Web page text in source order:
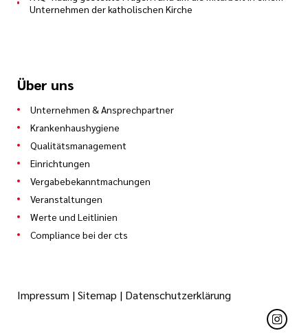
Unternehmen der katholischen Kirche
Über uns
Unternehmen & Ansprechpartner
Krankenhaushygiene
Qualitätsmanagement
Einrichtungen
Vergabebekanntmachungen
Veranstaltungen
Werte und Leitlinien
Compliance bei der cts
Impressum |Sitemap | Datenschutzerklärung